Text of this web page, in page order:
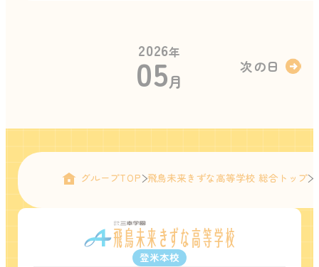
2026年
05月
次の日
グループTOP 飛鳥未来きずな高等学校 総合トップ
登米本校